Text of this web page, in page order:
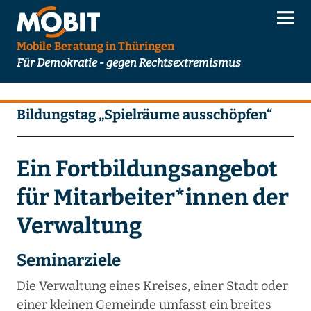
Mobile Beratung in Thüringen
Für Demokratie - gegen Rechtsextremismus
Bildungstag „Spielräume ausschöpfen“
Ein Fortbildungsangebot
für Mitarbeiter*innen der
Verwaltung
Seminarziele
Die Verwaltung eines Kreises, einer Stadt oder
einer kleinen Gemeinde umfasst ein breites